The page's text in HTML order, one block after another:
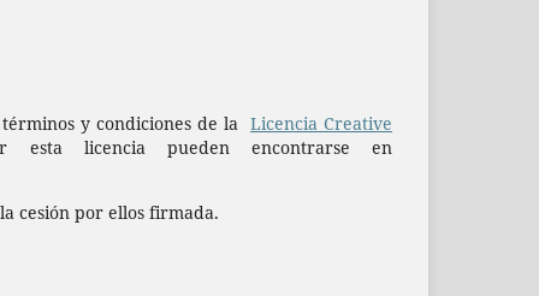
y condiciones de la Licencia Creative
licencia pueden encontrarse en
cesión por ellos firmada.